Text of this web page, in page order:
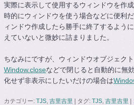
実際に表示して使用するウィンドウを作
時的にウィンドウを使う場合などに便利
ィンドウ作成したら勝手に終了するよう
えていないと微妙に詰まりました。
ちなみにですが、ウィンドウオブジェク
Window.closeなどで閉じると自動的に無
化せず非表示にしたいだけの場合は
カテゴリー: TJS 吉里吉里 | タグ: TJS 吉里吉里 |